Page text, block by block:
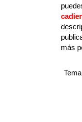
más